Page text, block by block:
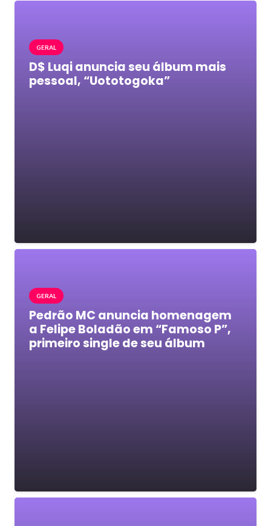
GERAL
D$ Luqi anuncia seu álbum mais
pessoal, “Uototogoka”
GERAL
Pedrão MC anuncia homenagem
a Felipe Boladão em “Famoso P”,
primeiro single de seu álbum